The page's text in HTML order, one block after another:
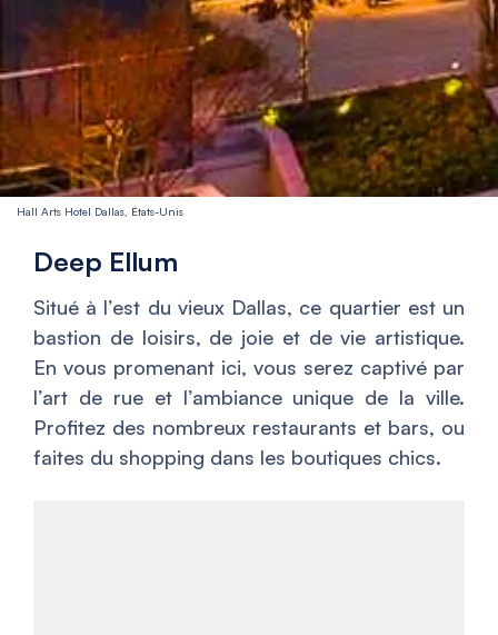
Hall Arts Hotel Dallas, États-Unis
Deep Ellum
Situé à l’est du vieux Dallas, ce quartier est un
bastion de loisirs, de joie et de vie artistique.
En vous promenant ici, vous serez captivé par
l’art de rue et l’ambiance unique de la ville.
Profitez des nombreux restaurants et bars, ou
faites du shopping dans les boutiques chics.